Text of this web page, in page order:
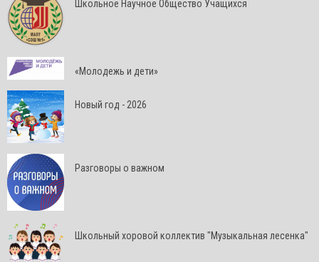
Школьное Научное Общество Учащихся
«Молодежь и дети»
Новый год - 2026
Разговоры о важном
Школьный хоровой коллектив "Музыкальная лесенка"